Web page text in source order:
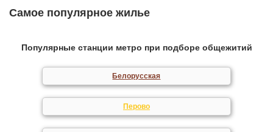
Самое популярное жилье
Популярные станции метро при подборе общежитий
Белорусская
Перово